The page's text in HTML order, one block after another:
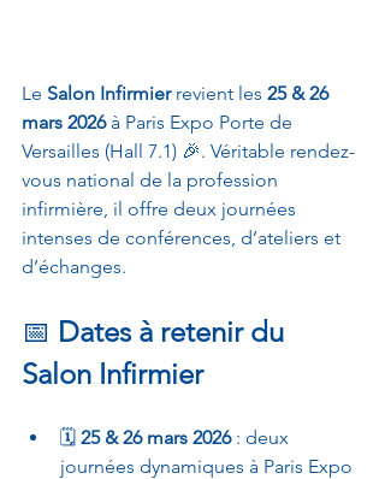
Le Salon Infirmier revient les 25 & 26
mars 2026 à Paris Expo Porte de
Versailles (Hall 7.1) 🎉. Véritable rendez-
vous national de la profession
infirmière, il offre deux journées
intenses de conférences, d’ateliers et
d’échanges.
📅 Dates à retenir du
Salon Infirmier
🗓️ 25 & 26 mars 2026 : deux
journées dynamiques à Paris Expo